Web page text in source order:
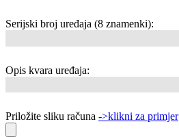
Serijski broj uređaja (8 znamenki):
Opis kvara uređaja:
Priložite sliku računa ->klikni za primjer